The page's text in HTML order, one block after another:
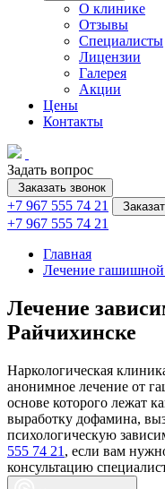
О клинике
Отзывы
Специалисты
Лицензии
Галерея
Акции
Цены
Контакты
Задать вопрос
Заказать звонок
+7 967 555 74 21
+7 967 555 74 21
Главная
Лечение гашишной
Лечение
Райчихинске
Наркологическая
анонимное лечение от
основе которого лежат
выработку дофамина,
психологическую
555 74 21 , если вам
консультацию